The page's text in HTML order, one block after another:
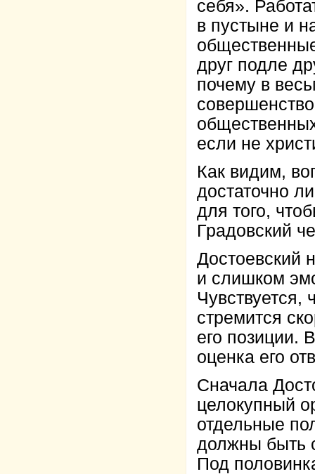
себя».
в пустыне и
друг подле
почему в
если не
Как видим,
достаточно
для того,
Градовский
Достоевский
и слишком
Чувствуется,
стремится
его позиции.
оценка его
Сначала
целокупный
отдельные
должны быть
Под